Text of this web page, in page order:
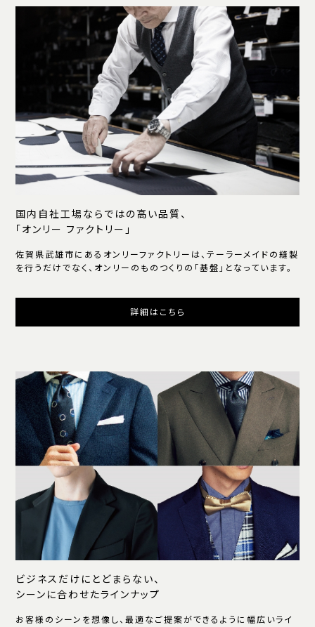
国内自社工場ならではの高い品質、
「オンリー ファクトリー」
佐賀県武雄市にあるオンリーファクトリーは、テーラーメイドの縫製
を行うだけでなく、オンリーのものつくりの「基盤」となっています。
詳細はこちら
ビジネスだけにとどまらない、
シーンに合わせたラインナップ
お客様のシーンを想像し、最適なご提案ができるように幅広いライ